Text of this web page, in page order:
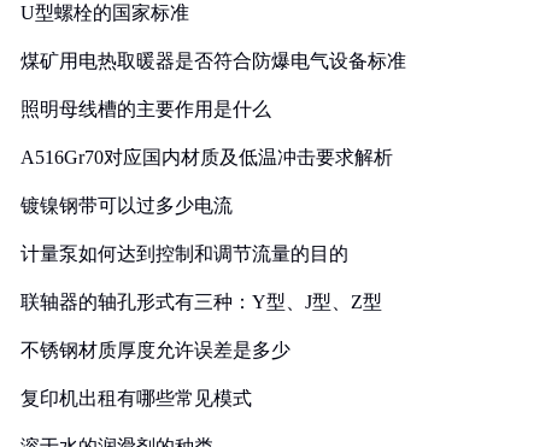
U型螺栓的国家标准
煤矿用电热取暖器是否符合防爆电气设备标准
照明母线槽的主要作用是什么
A516Gr70对应国内材质及低温冲击要求解析
镀镍钢带可以过多少电流
计量泵如何达到控制和调节流量的目的
联轴器的轴孔形式有三种：Y型、J型、Z型
不锈钢材质厚度允许误差是多少
复印机出租有哪些常见模式